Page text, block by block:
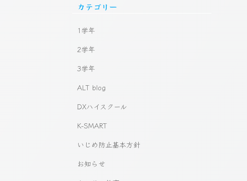
カテゴリー
1学年
2学年
3学年
ALT blog
DXハイスクール
K-SMART
いじめ防止基本方針
お知らせ